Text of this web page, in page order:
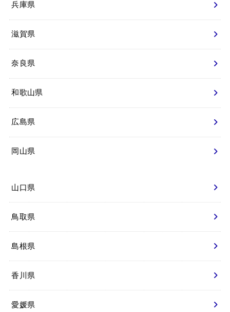
兵庫県
滋賀県
奈良県
和歌山県
広島県
岡山県
山口県
鳥取県
島根県
香川県
愛媛県